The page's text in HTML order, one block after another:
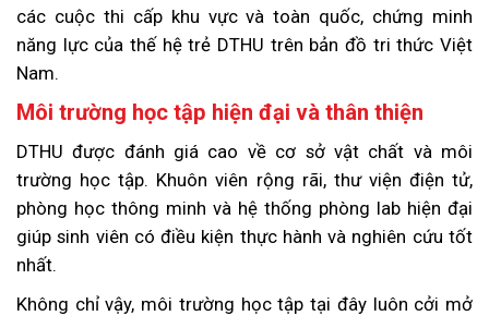
các cuộc thi cấp khu vực và toàn quốc, chứng minh
năng lực của thế hệ trẻ DTHU trên bản đồ tri thức Việt
Nam.
Môi trường học tập hiện đại và thân thiện
DTHU được đánh giá cao về cơ sở vật chất và môi
trường học tập. Khuôn viên rộng rãi, thư viện điện tử,
phòng học thông minh và hệ thống phòng lab hiện đại
giúp sinh viên có điều kiện thực hành và nghiên cứu tốt
nhất.
Không chỉ vậy, môi trường học tập tại đây luôn cởi mở